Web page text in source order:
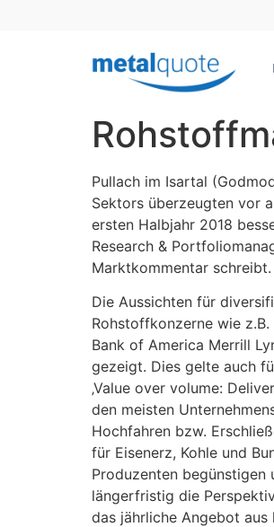
Pullach im Isartal
Sektors überzeugten vor
ersten Halbjahr 2018
Research &
Marktkommentar schreibt.
Die Aussichten für
Rohstoffkonzerne wie
Bank of America Merrill
gezeigt. Dies gelte auch
‚Value over volume:
den meisten
Hochfahren bzw.
für Eisenerz, Kohle und
Produzenten begünstigen
längerfristig die
das jährliche Angebot